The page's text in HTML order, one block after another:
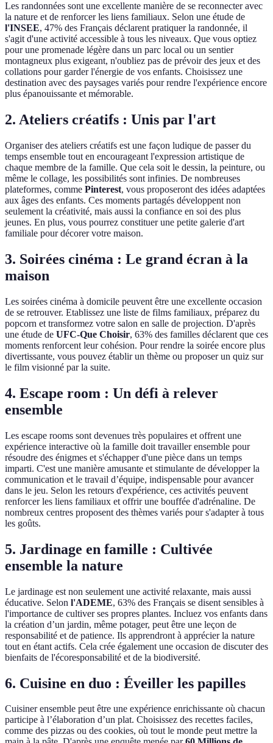
Les randonnées sont une excellente manière de se reconnecter avec
la nature et de renforcer les liens familiaux. Selon une étude de
l'INSEE, 47% des Français déclarent pratiquer la randonnée, il
s'agit d'une activité accessible à tous les niveaux. Que vous optiez
pour une promenade légère dans un parc local ou un sentier
montagneux plus exigeant, n'oubliez pas de prévoir des jeux et des
collations pour garder l'énergie de vos enfants. Choisissez une
destination avec des paysages variés pour rendre l'expérience encore
plus épanouissante et mémorable.
2. Ateliers créatifs : Unis par l'art
Organiser des ateliers créatifs est une façon ludique de passer du
temps ensemble tout en encourageant l'expression artistique de
chaque membre de la famille. Que cela soit le dessin, la peinture, ou
même le collage, les possibilités sont infinies. De nombreuses
plateformes, comme Pinterest, vous proposeront des idées adaptées
aux âges des enfants. Ces moments partagés développent non
seulement la créativité, mais aussi la confiance en soi des plus
jeunes. En plus, vous pourrez constituer une petite galerie d'art
familiale pour décorer votre maison.
3. Soirées cinéma : Le grand écran à la
maison
Les soirées cinéma à domicile peuvent être une excellente occasion
de se retrouver. Etablissez une liste de films familiaux, préparez du
popcorn et transformez votre salon en salle de projection. D'après
une étude de UFC-Que Choisir, 63% des familles déclarent que ces
moments renforcent leur cohésion. Pour rendre la soirée encore plus
divertissante, vous pouvez établir un thème ou proposer un quiz sur
le film visionné par la suite.
4. Escape room : Un défi à relever
ensemble
Les escape rooms sont devenues très populaires et offrent une
expérience interactive où la famille doit travailler ensemble pour
résoudre des énigmes et s'échapper d'une pièce dans un temps
imparti. C'est une manière amusante et stimulante de développer la
communication et le travail d’équipe, indispensable pour avancer
dans le jeu. Selon les retours d'expérience, ces activités peuvent
renforcer les liens familiaux et offrir une bouffée d'adrénaline. De
nombreux centres proposent des thèmes variés pour s'adapter à tous
les goûts.
5. Jardinage en famille : Cultivée
ensemble la nature
Le jardinage est non seulement une activité relaxante, mais aussi
éducative. Selon l'ADEME, 63% des Français se disent sensibles à
l'importance de cultiver ses propres plantes. Incluez vos enfants dans
la création d’un jardin, même potager, peut être une leçon de
responsabilité et de patience. Ils apprendront à apprécier la nature
tout en étant actifs. Cela crée également une occasion de discuter des
bienfaits de l'écoresponsabilité et de la biodiversité.
6. Cuisine en duo : Éveiller les papilles
Cuisiner ensemble peut être une expérience enrichissante où chacun
participe à l’élaboration d’un plat. Choisissez des recettes faciles,
comme des pizzas ou des cookies, où tout le monde peut mettre la